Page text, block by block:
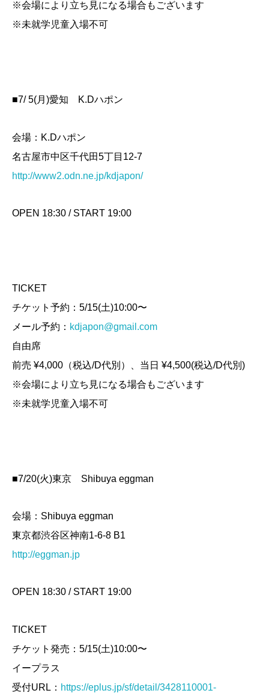
※会場により立ち見になる場合もございます
※未就学児童入場不可
■7/ 5(月)愛知 K.Dハポン
会場：K.Dハポン
名古屋市中区千代田5丁目12-7
http://www2.odn.ne.jp/kdjapon/
OPEN 18:30 / START 19:00
TICKET
チケット予約：5/15(土)10:00〜
メール予約： kdjapon@gmail.com
自由席
前売 ¥4,000（税込/D代別）、当日 ¥4,500(税込/D代別)
※会場により立ち見になる場合もございます
※未就学児童入場不可
■7/20(火)東京 Shibuya eggman
会場：Shibuya eggman
東京都渋谷区神南1-6-8 B1
http://eggman.jp
OPEN 18:30 / START 19:00
TICKET
チケット発売：5/15(土)10:00〜
イープラス
受付URL： https://eplus.jp/sf/detail/3428110001-